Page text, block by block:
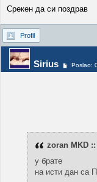
Срекен да си поздрав
Profil
Sirius Poslao:
zoran MKD ::
у брате
на исти дан са